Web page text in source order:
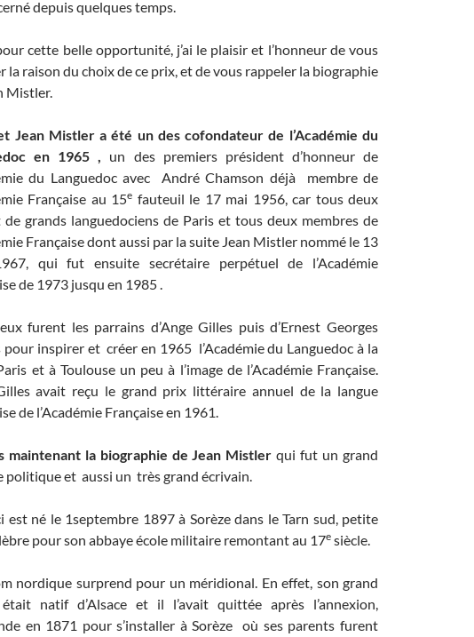
depuis quelques temps.
cette belle opportunité, j’ai le plaisir et l’honneur de vous
la raison du choix de ce prix, et de vous rappeler la biographie
Mistler.
Jean Mistler a été un des cofondateur de l’Académie du
en 1965 , un des premiers président d’honneur de
du Languedoc avec André Chamson déjà membre de
Française au 15e fauteuil le 17 mai 1956, car tous deux
grands languedociens de Paris et tous deux membres de
Française dont aussi par la suite Jean Mistler nommé le 13
qui fut ensuite secrétaire perpétuel de l’Académie
de 1973 jusqu en 1985 .
furent les parrains d’Ange Gilles puis d’Ernest Georges
pour inspirer et créer en 1965 l’Académie du Languedoc à la
et à Toulouse un peu à l’image de l’Académie Française.
avait reçu le grand prix littéraire annuel de la langue
de l’Académie Française en 1961.
maintenant la biographie de Jean Mistler qui fut un grand
politique et aussi un très grand écrivain.
est né le 1septembre 1897 à Sorèze dans le Tarn sud, petite
pour son abbaye école militaire remontant au 17e siècle.
nordique surprend pour un méridional. En effet, son grand
natif d’Alsace et il l’avait quittée après l’annexion,
en 1871 pour s’installer à Sorèze où ses parents furent